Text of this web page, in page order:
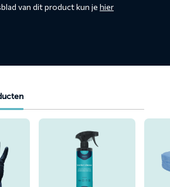
van dit product kun je hier
Lees
Interieurreiniger
Lees